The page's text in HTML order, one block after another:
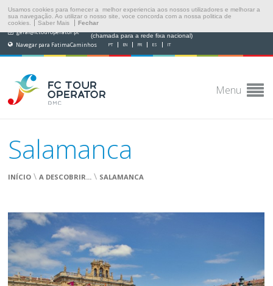
Usamos cookies para fornecer a melhor experiencia aos nossos utilizadores e melhorar a
sua navegação. Ao utilizar o nosso site, voce concorda com a nossa politica de
cookies.
Saber Mais Fechar
geral@fctouroperator.pt (chamada para a rede fixa nacional)
Navegar para FatimaCaminhos PT EN FR ES IT
Menu
Salamanca
INÍCIO \ A DESCOBRIR... \ SALAMANCA